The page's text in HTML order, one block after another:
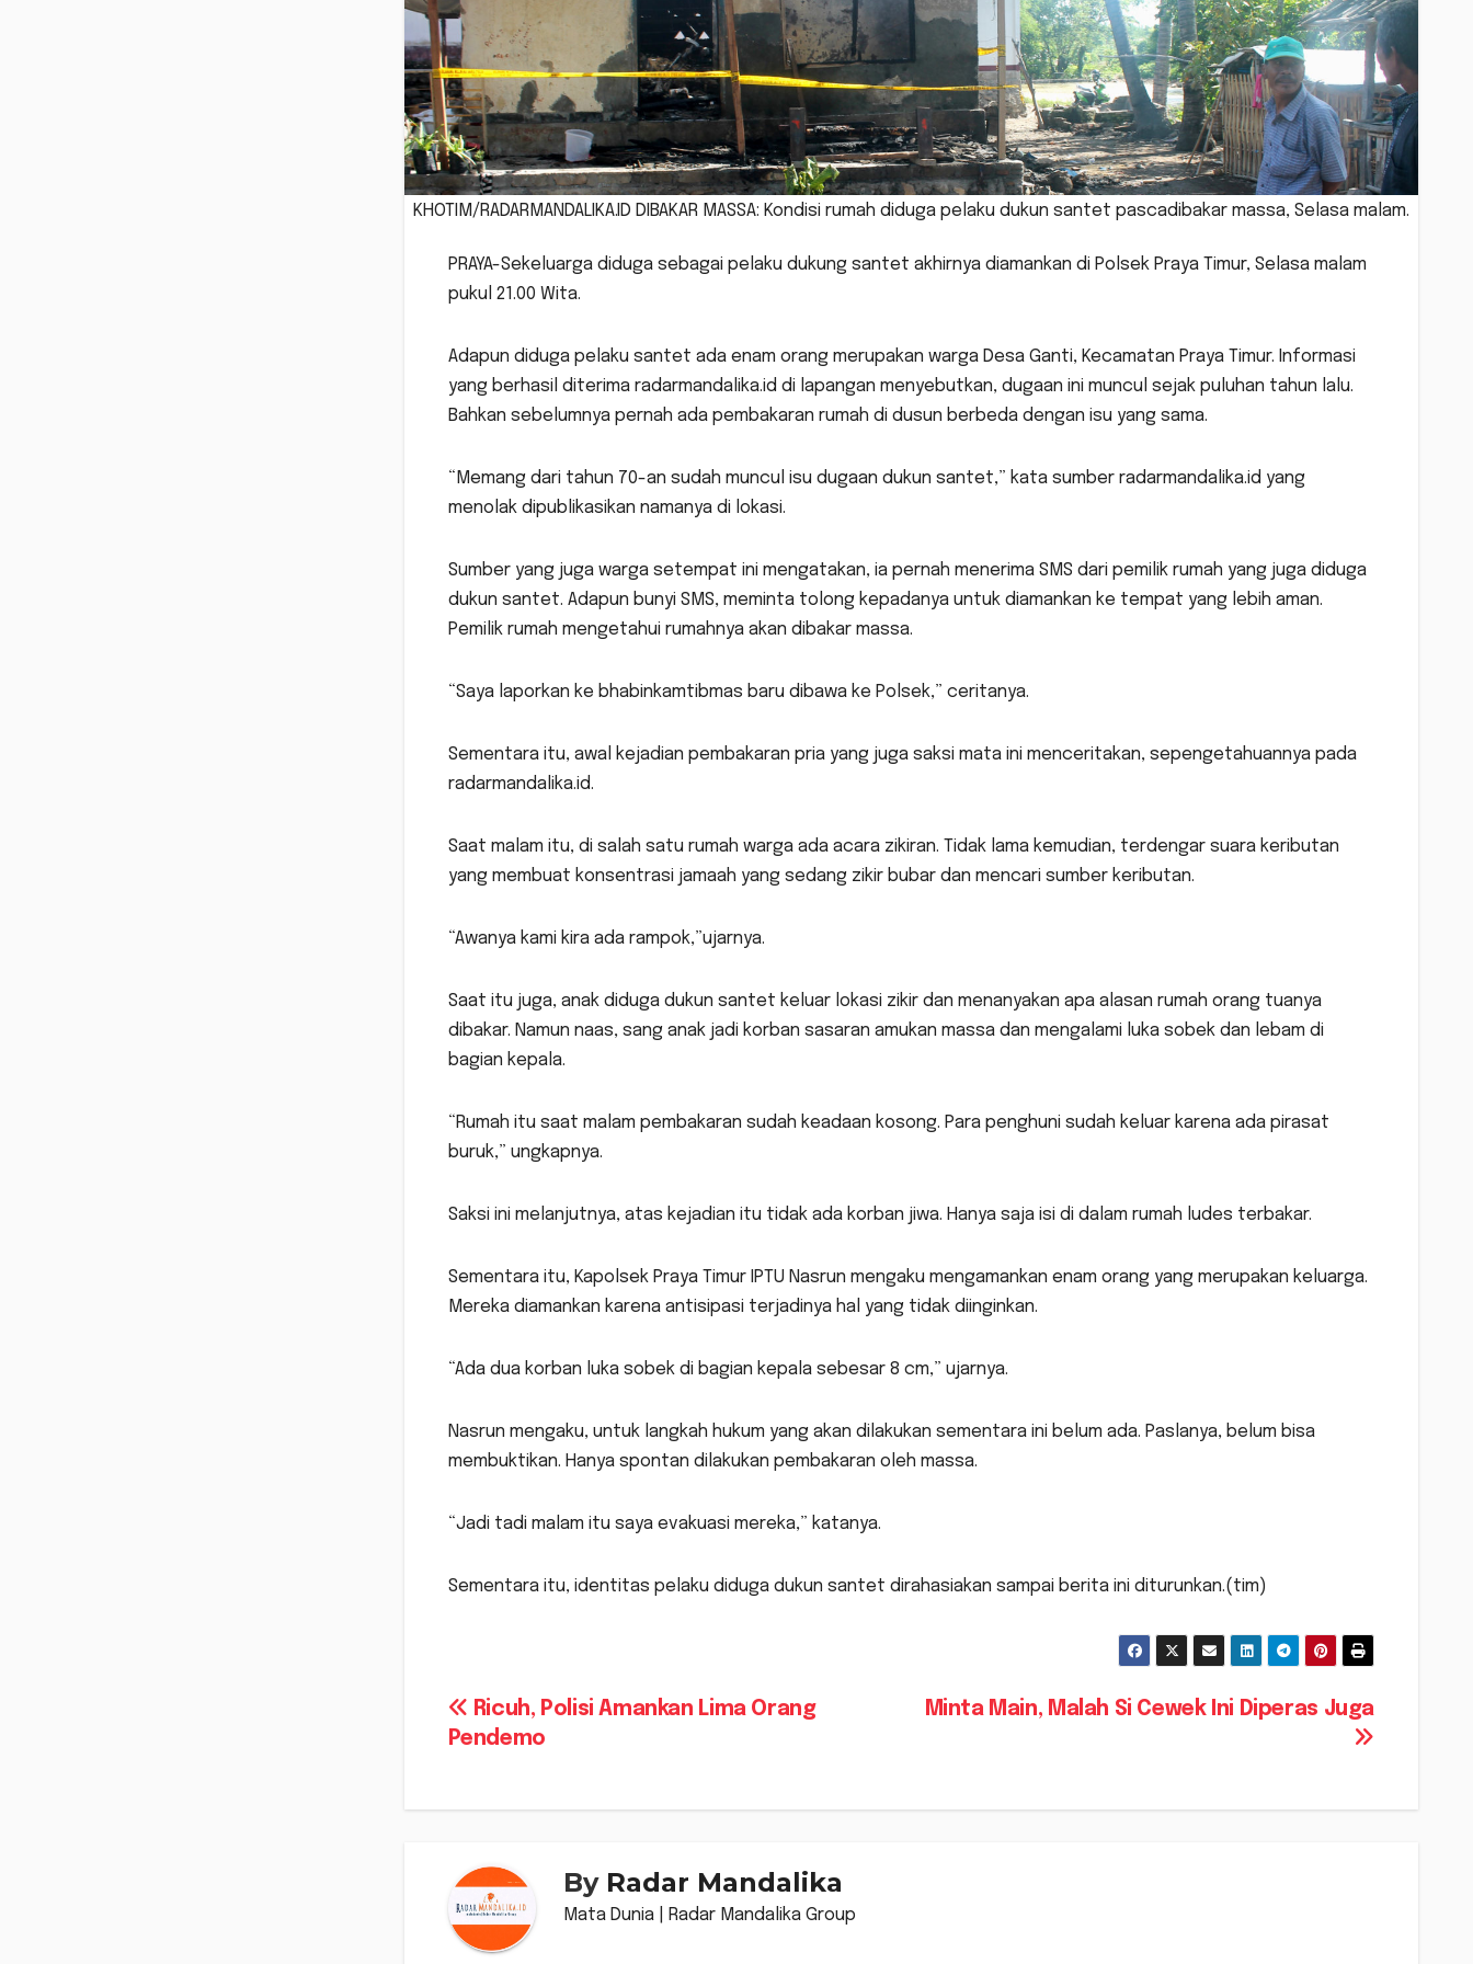
KHOTIM/RADARMANDALIKA.ID DIBAKAR MASSA: Kondisi rumah diduga pelaku dukun santet pascadibakar massa, Selasa malam.
PRAYA-Sekeluarga diduga sebagai pelaku dukung santet akhirnya diamankan di Polsek Praya Timur, Selasa malam
pukul 21.00 Wita.
Adapun diduga pelaku santet ada enam orang merupakan warga Desa Ganti, Kecamatan Praya Timur. Informasi
yang berhasil diterima radarmandalika.id di lapangan menyebutkan, dugaan ini muncul sejak puluhan tahun lalu.
Bahkan sebelumnya pernah ada pembakaran rumah di dusun berbeda dengan isu yang sama.
“Memang dari tahun 70-an sudah muncul isu dugaan dukun santet,” kata sumber radarmandalika.id yang
menolak dipublikasikan namanya di lokasi.
Sumber yang juga warga setempat ini mengatakan, ia pernah menerima SMS dari pemilik rumah yang juga diduga
dukun santet. Adapun bunyi SMS, meminta tolong kepadanya untuk diamankan ke tempat yang lebih aman.
Pemilik rumah mengetahui rumahnya akan dibakar massa.
“Saya laporkan ke bhabinkamtibmas baru dibawa ke Polsek,” ceritanya.
Sementara itu, awal kejadian pembakaran pria yang juga saksi mata ini menceritakan, sepengetahuannya pada
radarmandalika.id.
Saat malam itu, di salah satu rumah warga ada acara zikiran. Tidak lama kemudian, terdengar suara keributan
yang membuat konsentrasi jamaah yang sedang zikir bubar dan mencari sumber keributan.
“Awanya kami kira ada rampok,”ujarnya.
Saat itu juga, anak diduga dukun santet keluar lokasi zikir dan menanyakan apa alasan rumah orang tuanya
dibakar. Namun naas, sang anak jadi korban sasaran amukan massa dan mengalami luka sobek dan lebam di
bagian kepala.
“Rumah itu saat malam pembakaran sudah keadaan kosong. Para penghuni sudah keluar karena ada pirasat
buruk,” ungkapnya.
Saksi ini melanjutnya, atas kejadian itu tidak ada korban jiwa. Hanya saja isi di dalam rumah ludes terbakar.
Sementara itu, Kapolsek Praya Timur IPTU Nasrun mengaku mengamankan enam orang yang merupakan keluarga.
Mereka diamankan karena antisipasi terjadinya hal yang tidak diinginkan.
“Ada dua korban luka sobek di bagian kepala sebesar 8 cm,” ujarnya.
Nasrun mengaku, untuk langkah hukum yang akan dilakukan sementara ini belum ada. Paslanya, belum bisa
membuktikan. Hanya spontan dilakukan pembakaran oleh massa.
“Jadi tadi malam itu saya evakuasi mereka,” katanya.
Sementara itu, identitas pelaku diduga dukun santet dirahasiakan sampai berita ini diturunkan.(tim)
Navigasi
Minta Main, Malah Si Cewek Ini Diperas Juga
Ricuh, Polisi Amankan Lima Orang
Pendemo
By Radar Mandalika
Mata Dunia | Radar Mandalika Group